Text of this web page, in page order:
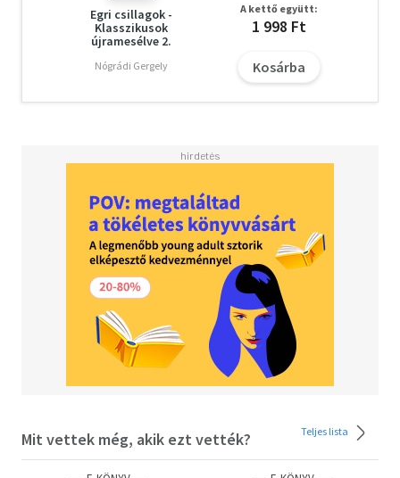
Egri csillagok -
Klasszikusok
újramesélve 2.
Nógrádi Gergely
A kettő együtt:
1 998 Ft
Kosárba
Mit vettek még, akik ezt vették? Teljes lista